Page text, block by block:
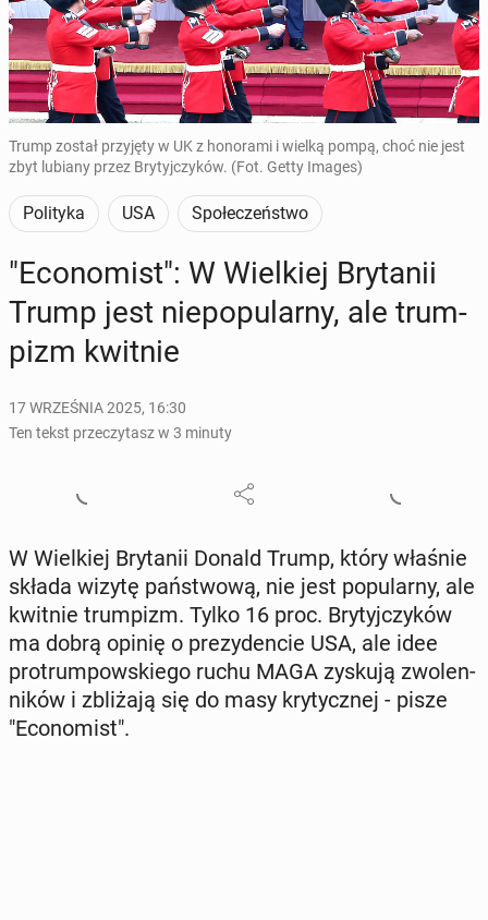
Trump został przyjęty w UK z honorami i wielką pompą, choć nie jest
zbyt lubiany przez Brytyjczyków. (Fot. Getty Images)
Polityka USA Społeczeństwo
"Eco­no­mist": W Wiel­kiej Bry­ta­nii
Trump jest nie­po­pu­lar­ny, ale trum­
pizm kwitnie
17 WRZEŚNIA 2025, 16:30
Ten tekst przeczytasz w 3 minuty
W Wiel­kiej Bry­ta­nii Donald Trump, który właśnie
składa wizytę pań­stwo­wą, nie jest po­pu­lar­ny, ale
kwitnie trum­pizm. Tylko 16 proc. Bry­tyj­czy­ków
ma dobrą opinię o pre­zy­den­cie USA, ale idee
pro­trum­pow­skie­go ruchu MAGA zyskują zwo­len­
ni­ków i zbli­ża­ją się do masy kry­tycz­nej - pisze
"Eco­no­mist".